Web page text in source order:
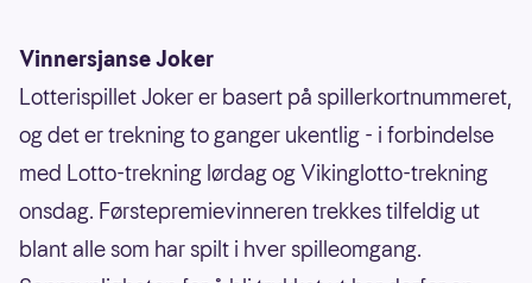
Vinnersjanse Joker
Lotterispillet Joker er basert på spillerkortnummeret,
og det er trekning to ganger ukentlig - i forbindelse
med Lotto-trekning lørdag og Vikinglotto-trekning
onsdag. Førstepremievinneren trekkes tilfeldig ut
blant alle som har spilt i hver spilleomgang.